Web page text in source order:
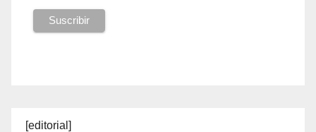
[editorial]